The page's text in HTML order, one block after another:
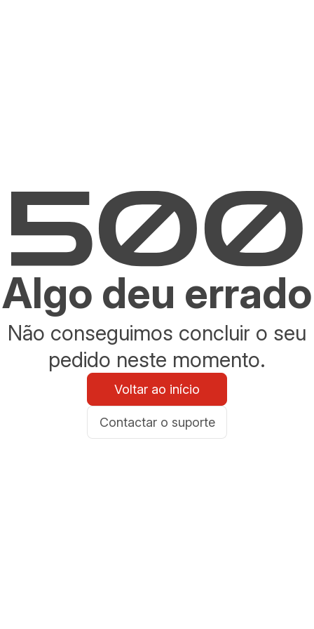
Algo deu errado
Não conseguimos concluir o seu
pedido neste momento.
Voltar ao início
Contactar o suporte